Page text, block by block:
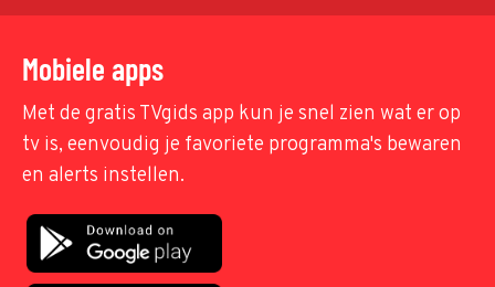
Mobiele apps
Met de gratis TVgids app kun je snel zien wat er op
tv is, eenvoudig je favoriete programma's bewaren
en alerts instellen.